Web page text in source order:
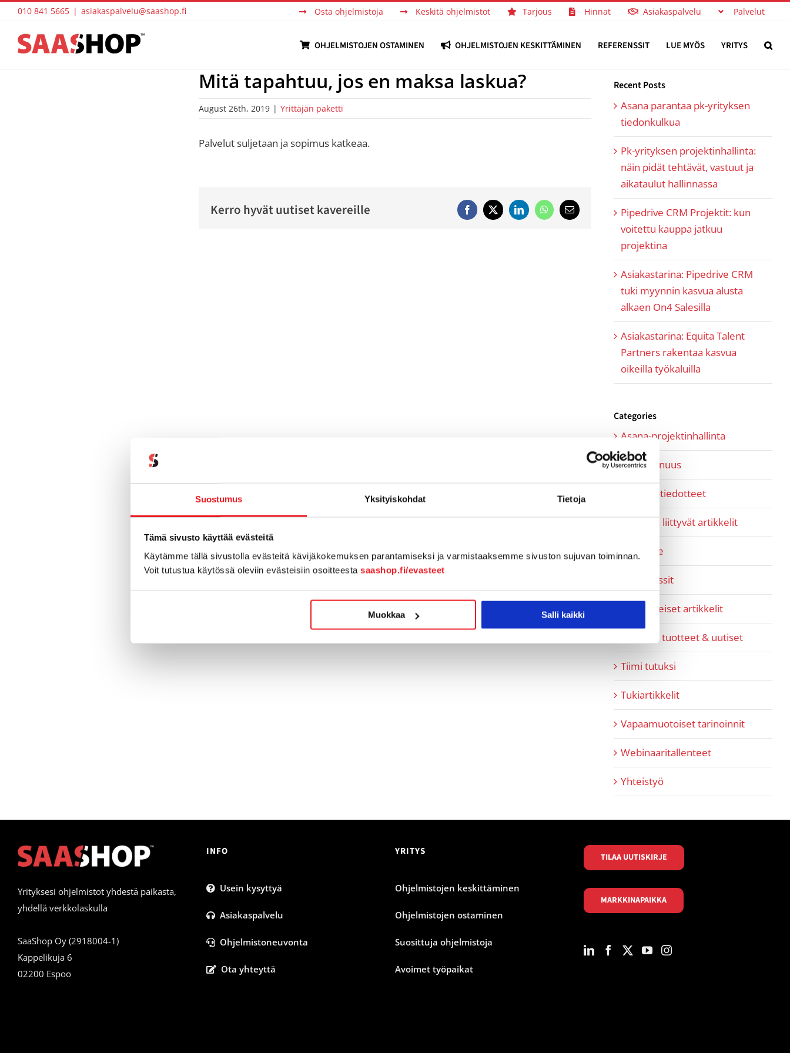
Suostumus Yksityiskohdat Tietoja
Tämä sivusto käyttää evästeitä
Käytämme tällä sivustolla evästeitä kävijäkokemuksen parantamiseksi ja varmistaaksemme sivuston sujuvan toiminnan.
Voit tutustua käytössä oleviin evästeisiin osoitteesta saashop.fi/evasteet
Muokkaa Salli kaikki
Skip
content
010 841 5665 | asiakaspalvelu@saashop.fi Osta ohjelmistoja Keskitä ohjelmistot Tarjous Hinnat Asiakaspalvelu Palvelut
OHJELMISTOJEN OSTAMINEN OHJELMISTOJEN KESKITTÄMINEN REFERENSSIT LUE MYÖS YRITYS
Mitä tapahtuu, jos en maksa laskua?
August 26th, 2019 | Yrittäjän paketti
Palvelut suljetaan ja sopimus katkeaa.
Kerro hyvät uutiset kavereille FacebookTwitterLinkedInWhatsApp
Email
Recent Posts
Asana parantaa pk-yrityksen
tiedonkulkua
Pk-yrityksen projektinhallinta:
näin pidät tehtävät, vastuut ja
aikataulut hallinnassa
Pipedrive CRM Projektit: kun
voitettu kauppa jatkuu
projektina
Asiakastarina: Pipedrive CRM
tuki myynnin kasvua alusta
alkaen On4 Salesilla
Asiakastarina: Equita Talent
Partners rakentaa kasvua
oikeilla työkaluilla
Categories
Asana-projektinhallinta
Kumppanuus
Lehdistötiedotteet
Myyntiin liittyvät artikkelit
Pipedrive
Referenssit
SaaS-aiheiset artikkelit
SaaShop tuotteet & uutiset
Tiimi tutuksi
Tukiartikkelit
Vapaamuotoiset tarinoinnit
Webinaaritallenteet
Yhteistyö
Yrityksesi ohjelmistot yhdestä paikasta,
yhdellä verkkolaskulla
SaaShop Oy (2918004-1)
Kappelikuja 6
02200 Espoo
INFO
Usein kysyttyä
Asiakaspalvelu
Ohjelmistoneuvonta
Ota yhteyttä
YRITYS
Ohjelmistojen keskittäminen
Ohjelmistojen ostaminen
Suosittuja ohjelmistoja
Avoimet työpaikat
TILAA UUTISKIRJE
MARKKINAPAIKKA